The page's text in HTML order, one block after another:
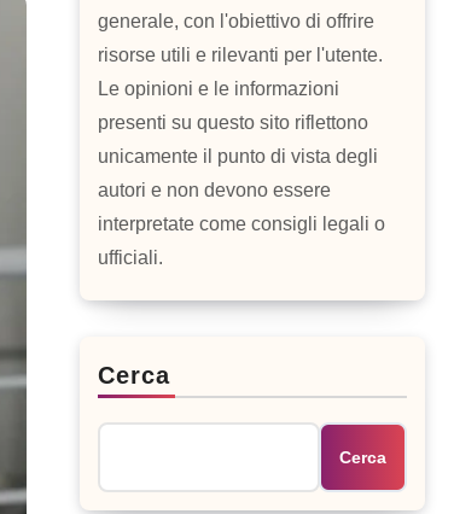
generale, con l'obiettivo di offrire
risorse utili e rilevanti per l'utente.
Le opinioni e le informazioni
presenti su questo sito riflettono
unicamente il punto di vista degli
autori e non devono essere
interpretate come consigli legali o
ufficiali.
Cerca
Cerca